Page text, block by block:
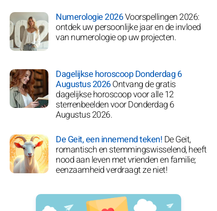
Numerologie 2026Voorspellingen 2026:
ontdek uw persoonlijke jaar en de invloed
van numerologie op uw projecten.
Dagelijkse horoscoop Donderdag 6
Augustus 2026Ontvang de gratis
dagelijkse horoscoop voor alle 12
sterrenbeelden voor Donderdag 6
Augustus 2026.
De Geit, een innemend teken!De Geit,
romantisch en stemmingswisselend, heeft
nood aan leven met vrienden en familie;
eenzaamheid verdraagt ze niet!